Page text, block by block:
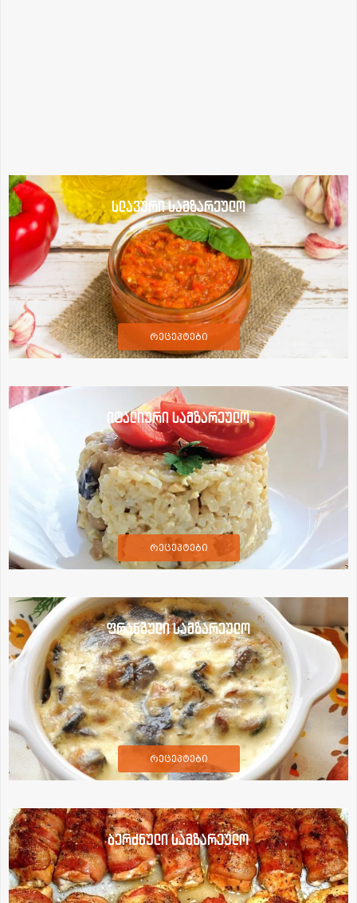
სლავური სამზარეულო
რეცეპტები
იტალიური სამზარეულო
რეცეპტები
ფრანგული სამზარეულო
რეცეპტები
ბერძნული სამზარეულო